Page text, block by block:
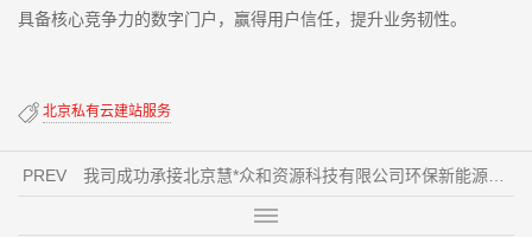
具备核心竞争力的数字门户，赢得用户信任，提升业务韧性。
北京私有云建站服务
PREV